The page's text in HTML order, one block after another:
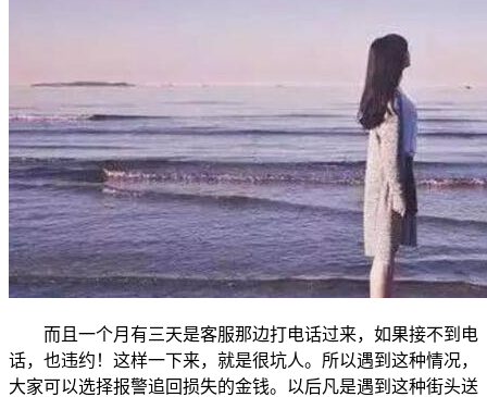
而且一个月有三天是客服那边打电话过来，如果接不到电
话，也违约！这样一下来，就是很坑人。所以遇到这种情况，
大家可以选择报警追回损失的金钱。以后凡是遇到这种街头送